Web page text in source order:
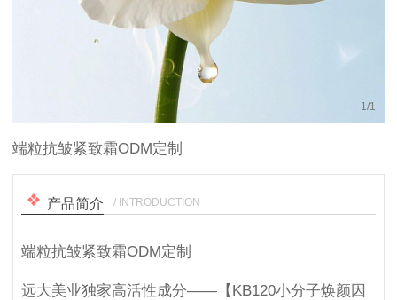
1 /1
端粒抗皱紧致霜ODM定制
产品简介 / INTRODUCTION
端粒抗皱紧致霜ODM定制
远大美业独家高活性成分——【KB120小分子焕颜因